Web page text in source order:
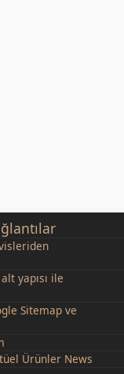
yapısı ile
Sitemap ve
Ürünler News